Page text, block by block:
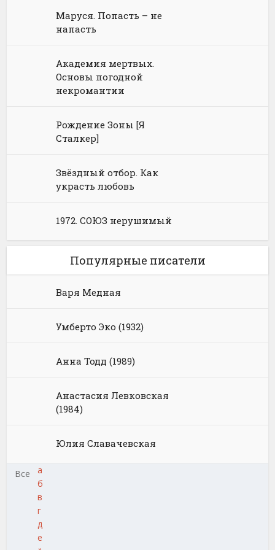
Маруся. Попасть – не
напасть
Академия мертвых.
Основы погодной
некромантии
Рождение Зоны [Я
Сталкер]
Звёздный отбор. Как
украсть любовь
1972. СОЮЗ нерушимый
Популярные писатели
Варя Медная
Умберто Эко (1932)
Анна Тодд (1989)
Анастасия Левковская
(1984)
Юлия Славачевская
Все
а
б
в
г
д
е